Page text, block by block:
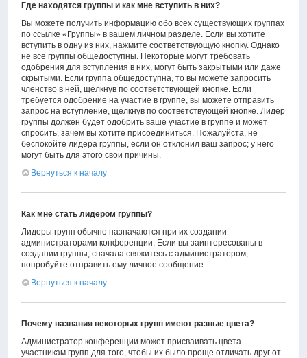
Где находятся группы и как мне вступить в них?
Вы можете получить информацию обо всех существующих группах
по ссылке «Группы» в вашем личном разделе. Если вы хотите
вступить в одну из них, нажмите соответствующую кнопку. Однако
не все группы общедоступны. Некоторые могут требовать
одобрения для вступления в них, могут быть закрытыми или даже
скрытыми. Если группа общедоступна, то вы можете запросить
членство в ней, щёлкнув по соответствующей кнопке. Если
требуется одобрение на участие в группе, вы можете отправить
запрос на вступление, щёлкнув по соответствующей кнопке. Лидер
группы должен будет одобрить ваше участие в группе и может
спросить, зачем вы хотите присоединиться. Пожалуйста, не
беспокойте лидера группы, если он отклонил ваш запрос; у него
могут быть для этого свои причины.
Вернуться к началу
Как мне стать лидером группы?
Лидеры групп обычно назначаются при их создании
администраторами конференции. Если вы заинтересованы в
создании группы, сначала свяжитесь с администратором;
попробуйте отправить ему личное сообщение.
Вернуться к началу
Почему названия некоторых групп имеют разные цвета?
Администратор конференции может присваивать цвета
участникам групп для того, чтобы их было проще отличать друг от